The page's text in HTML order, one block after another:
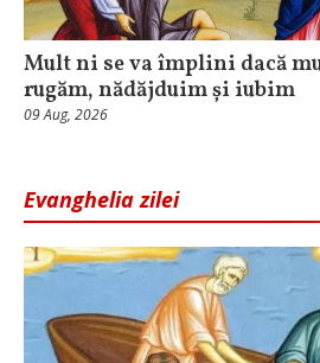
Mult ni se va împlini dacă
rugăm, nădăjduim și iubim
09 Aug, 2026
Evanghelia zilei